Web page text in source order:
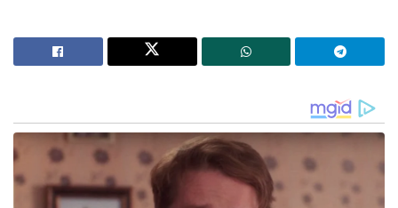
മറുപടി ഇതായിരുന്നു—’അതിനെന്താ, മോദി ഇപ്പോൾ
ഉണർന്നിട്ടുണ്ടാകും. അവൻ എന്നെപ്പോലെയാണ്,
ലോകനേതാക്കൾ തമ്മിലുള്ള ഫോൺ കോളുകൾ
ആഴ്ചകൾക്ക് മുൻപ് തന്നെ ഇരുരാജ്യങ്ങളിലെയും
നയതന്ത്രജ്ഞർ ചേർന്ന് ഷെഡ്യൂൾ ചെയ്യാറുള്ളതാണ്.
എന്നാൽ യഥാർത്ഥ സുഹൃത്തുക്കൾക്കിടയിൽ